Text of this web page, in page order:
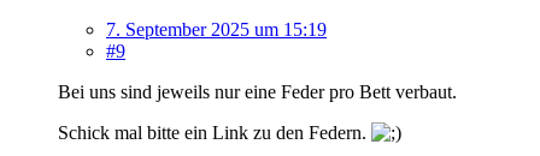
7. September 2025 um 15:19
#9
Bei uns sind jeweils nur eine Feder pro Bett verbaut.
Schick mal bitte ein Link zu den Federn.